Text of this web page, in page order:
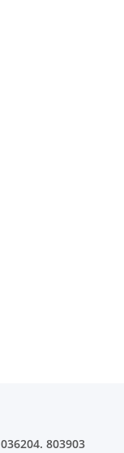
036204. 803903